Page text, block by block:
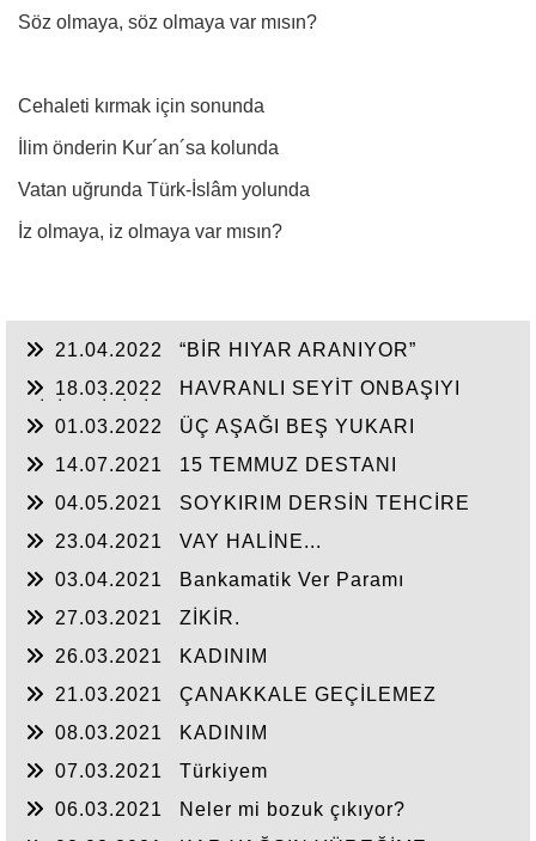
Söz olmaya, söz olmaya var mısın?
Cehaleti kırmak için sonunda
İlim önderin Kur´an´sa kolunda
Vatan uğrunda Türk-İslâm yolunda
İz olmaya, iz olmaya var mısın?
21.04.2022
“BİR HIYAR ARANIYOR”
18.03.2022
HAVRANLI SEYİT ONBAŞIYI
01.03.2022
ÜÇ AŞAĞI BEŞ YUKARI
14.07.2021
15 TEMMUZ DESTANI
04.05.2021
SOYKIRIM DERSİN TEHCİRE
23.04.2021
VAY HALİNE...
03.04.2021
Bankamatik Ver Paramı
27.03.2021
ZİKİR.
26.03.2021
KADINIM
21.03.2021
ÇANAKKALE GEÇİLEMEZ
08.03.2021
KADINIM
07.03.2021
Türkiyem
06.03.2021
Neler mi bozuk çıkıyor?